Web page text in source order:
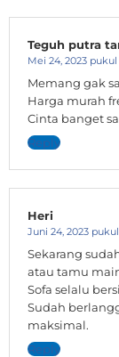
Teguh putra
Mei 24, 2023 pukul
Memang gak
Harga murah
Cinta banget
Reply
Heri
Juni 24, 2023
Sekarang
atau tamu
Sofa selalu
Sudah
maksimal.
Reply